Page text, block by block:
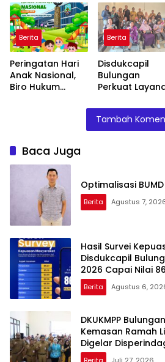
Bulungan
Semester I
2026 Capai
86,03, Kategori
Baik
Berita
Peringatan Hari
Anak Nasional,
Biro Hukum
Tumbuh Cerdas
dan Berkarakter
Berita
Disdukcapil
Bulungan
Perkuat
Yayasan FHC
Layani
Penyandang
Tambah
Baca Juga
Optimalisasi
Berita Agustus 7,
Hasil Survei
Disdukcapil
2026 Capai Nilai
Berita Agustus 6,
DKUKMPP
Kemasan Ramah
Digelar
Dorong IKM Naik